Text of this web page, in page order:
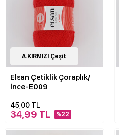
40Çeşit
A.KIRMIZI Çeşit
Elsan Çetiklik Çoraplık/
İnce-E009
45,00 TL
34,99 TL %22